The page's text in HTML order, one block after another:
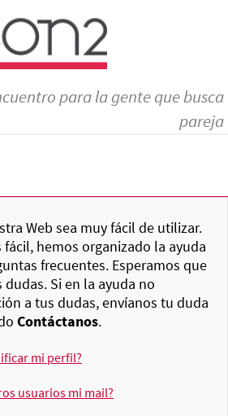
para la gente que busca
pareja
Web sea muy fácil de utilizar.
hemos organizado la ayuda
frecuentes. Esperamos que
Si en la ayuda no
a tus dudas, envíanos tu duda
Contáctanos.
mi perfil?
usuarios mi mail?